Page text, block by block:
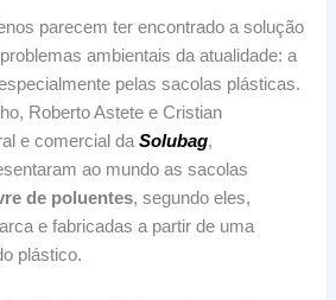
parecem ter encontrado a solução
ambientais da atualidade: a
pelas sacolas plásticas.
Roberto Astete e Cristian
e comercial daSolubag,
ao mundo as sacolas
de poluentes, segundo eles,
e fabricadas a partir de uma
plástico.